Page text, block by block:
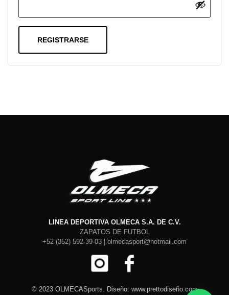
REGISTRARSE
LINEA DEPORTIVA OLMECA S.A. DE C.V.
ZAPATOS DE FUTBOL
+52 (352) 592-39-03 | olmecasport@hotmail.com
© 2023 OLMECASports. Diseño: www.prettodiseño.com